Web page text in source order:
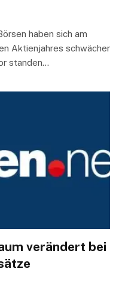
haben sich am
Aktienjahres schwächer
standen…
verändert bei